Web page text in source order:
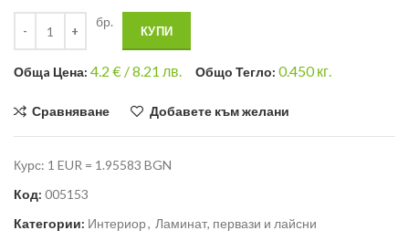
бр.
КУПИ
Общa Цена: 4.2 € /8.21 лв. Общо Тегло: 0.450кг.
Сравняване Добавете към желани
Курс: 1 EUR = 1.95583 BGN
Код: 005153
Категории: Интериор, Ламинат, первази и лайсни